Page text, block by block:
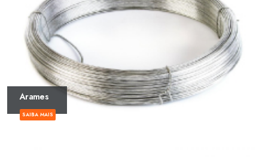
Arames
SAIBA MAIS